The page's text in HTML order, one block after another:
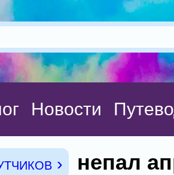
Новости
› непал